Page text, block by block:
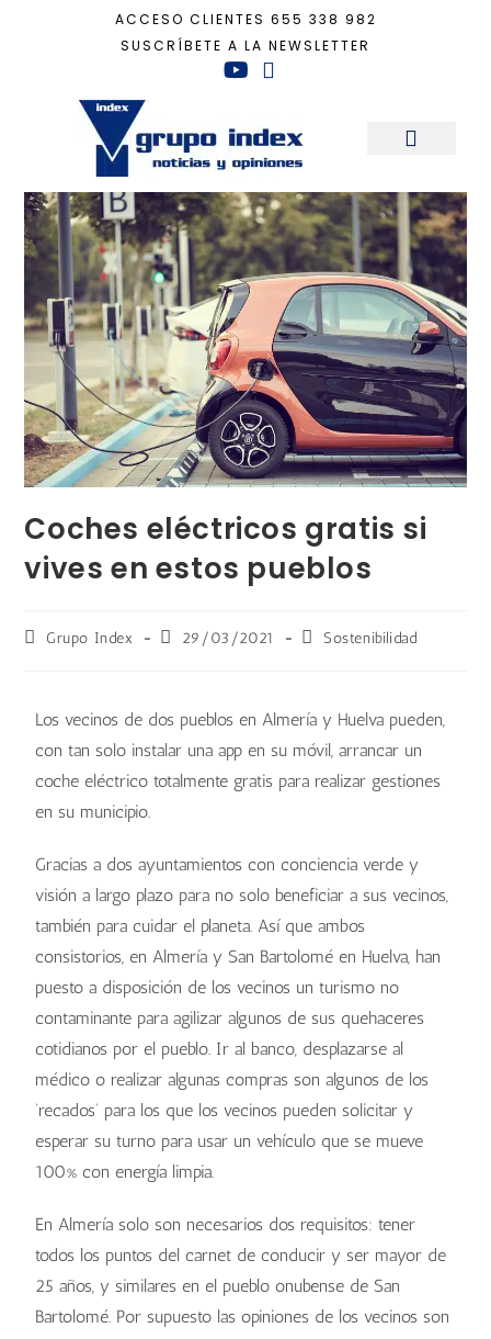
ACCESO CLIENTES 655 338 982
SUSCRÍBETE A LA NEWSLETTER
Sostenibilidad
Coches eléctricos gratis si
vives en estos pueblos
Grupo Index 29/03/2021 Sostenibilidad
Los vecinos de dos pueblos en Almería y Huelva pueden,
con tan solo instalar una app en su móvil, arrancar un
coche eléctrico totalmente gratis para realizar gestiones
en su municipio.
Gracias a dos ayuntamientos con conciencia verde y
visión a largo plazo para no solo beneficiar a sus vecinos,
también para cuidar el planeta. Así que ambos
consistorios, en Almería y San Bartolomé en Huelva, han
puesto a disposición de los vecinos un turismo no
contaminante para agilizar algunos de sus quehaceres
cotidianos por el pueblo. Ir al banco, desplazarse al
médico o realizar algunas compras son algunos de los
‘recados’ para los que los vecinos pueden solicitar y
esperar su turno para usar un vehículo que se mueve
100% con energía limpia.
En Almería solo son necesarios dos requisitos: tener
todos los puntos del carnet de conducir y ser mayor de
25 años, y similares en el pueblo onubense de San
Bartolomé. Por supuesto las opiniones de los vecinos son